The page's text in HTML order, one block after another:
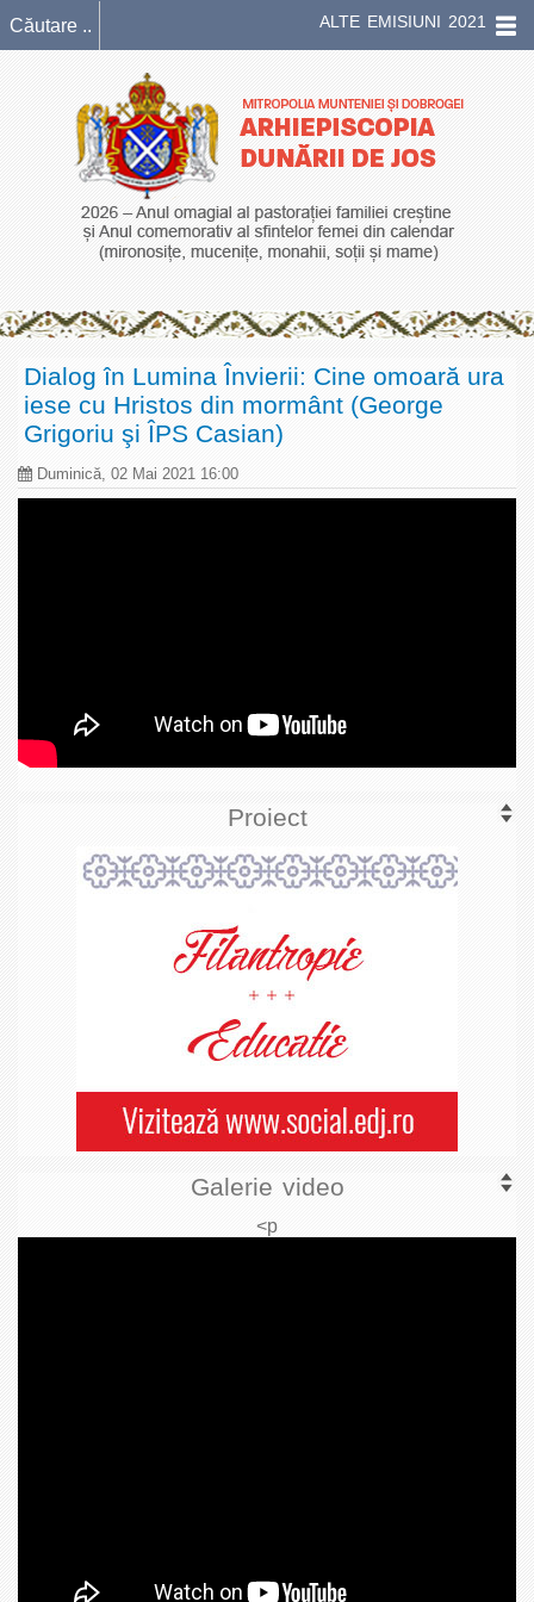
ALTE EMISIUNI 2021
Dialog în Lumina Învierii: Cine omoară ura
iese cu Hristos din mormânt (George
Grigoriu şi ÎPS Casian)
Duminică, 02 Mai 2021 16:00
Proiect
Galerie video
<p